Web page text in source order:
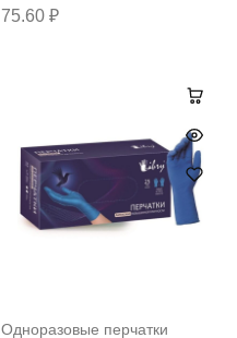
75.60 ₽
Одноразовые перчатки